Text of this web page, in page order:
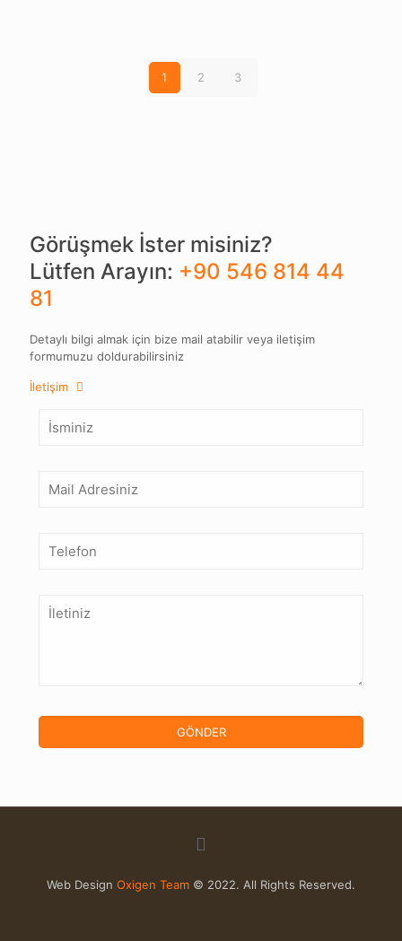
1 2 3
Görüşmek İster misiniz?
Lütfen Arayın: +90 546 814 44
81
Detaylı bilgi almak için bize mail atabilir veya iletişim
formumuzu doldurabilirsiniz
İletişim
Web Design Oxigen Team © 2022. All Rights Reserved.